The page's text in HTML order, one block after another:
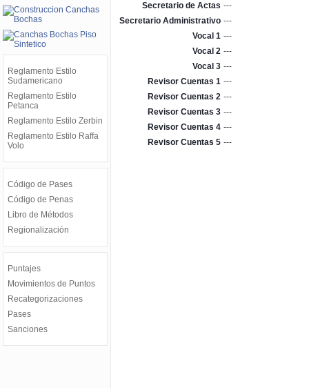
Reglamento Estilo
Sudamericano
Reglamento Estilo
Petanca
Reglamento Estilo Zerbin
Reglamento Estilo Raffa
Volo
Código de Pases
Código de Penas
Libro de Métodos
Regionalización
Puntajes
Movimientos de Puntos
Recategorizaciones
Pases
Sanciones
Secretario de Actas ---
Secretario Administrativo ---
Vocal 1 ---
Vocal 2 ---
Vocal 3 ---
Revisor Cuentas 1 ---
Revisor Cuentas 2 ---
Revisor Cuentas 3 ---
Revisor Cuentas 4 ---
Revisor Cuentas 5 ---